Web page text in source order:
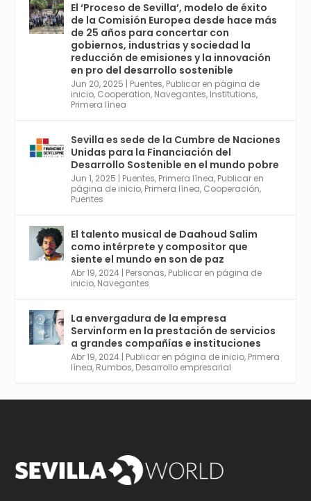
Avata
r
Sevilla World @worldsevilla ·
21 May 2024
Conoce a @mvbim, la empresa sevillana
que ha sido pionera en España en el uso de
la tecnología BIM para digitalizar e
industrializar la arquitectura y la
construcción. Ver su dimensión
internacional en el reportaje de
@juanluispavon1 en @elCorreoWeb :
https://tinyurl.com/yfa2h55p
2 6 Twitter
Avata
Sevilla World @worldsevilla ·
30 Abr 2024
Aprovéchalo si vives en Sevilla capital o
provincia. Curso gratuito en Internet de las
Cosas, Inteligencia Artificial y Smart Cities
plazo acaba el 2 de mayo. Dota de gran
empleabilidad. Ver y enlace a inscripción:
https://tinyurl.com/yu5xhwjr
El ‘Proceso de Sevilla’, modelo de éxito
de la Comisión Europea desde hace más
de 25 años para concertar con
gobiernos, industrias y sociedad la
reducción de emisiones y la innovación
en pro del desarrollo sostenible
Jun 20, 2025 | Puentes, Publicar en página de
inicio, Cooperation, Navegantes, Institutions,
Primera línea
Sevilla es sede de la Cumbre de Naciones
Unidas para la Financiación del
Desarrollo Sostenible en el mundo pobre
Jun 1, 2025 | Puentes, Primera línea, Publicar en
página de inicio, Primera línea, Cooperación,
Puentes
El talento musical de Daahoud Salim
como intérprete y compositor que
siente el mundo en son de paz
Abr 19, 2024 | Personas, Publicar en página de
inicio, Navegantes
La envergadura de la empresa
Servinform en la prestación de servicios
a grandes compañías e instituciones
Abr 19, 2024 | Publicar en página de inicio, Primera
línea, Rumbos, Desarrollo empresarial